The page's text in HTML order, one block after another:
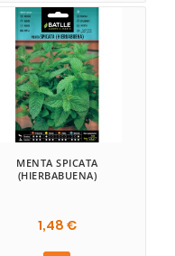
MENTA SPICATA
(HIERBABUENA)
1,48 €